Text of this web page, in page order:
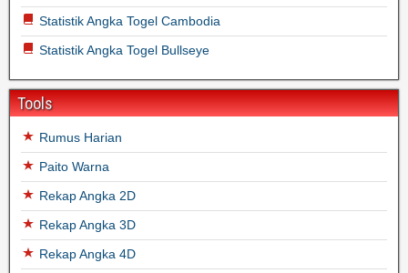
Statistik Angka Togel Cambodia
Statistik Angka Togel Bullseye
Tools
Rumus Harian
Paito Warna
Rekap Angka 2D
Rekap Angka 3D
Rekap Angka 4D